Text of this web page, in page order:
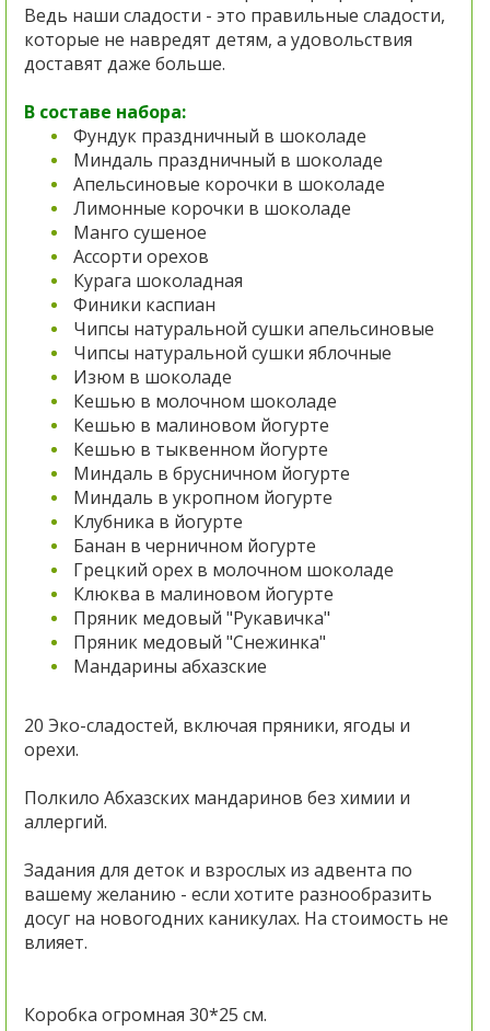
Ведь наши сладости - это правильные сладости,
которые не навредят детям, а удовольствия
доставят даже больше.
В составе набора:
Фундук праздничный в шоколаде
Миндаль праздничный в шоколаде
Апельсиновые корочки в шоколаде
Лимонные корочки в шоколаде
Манго сушеное
Ассорти орехов
Курага шоколадная
Финики каспиан
Чипсы натуральной сушки апельсиновые
Чипсы натуральной сушки яблочные
Изюм в шоколаде
Кешью в молочном шоколаде
Кешью в малиновом йогурте
Кешью в тыквенном йогурте
Миндаль в брусничном йогурте
Миндаль в укропном йогурте
Клубника в йогурте
Банан в черничном йогурте
Грецкий орех в молочном шоколаде
Клюква в малиновом йогурте
Пряник медовый "Рукавичка"
Пряник медовый "Снежинка"
Мандарины абхазские
20 Эко-сладостей, включая пряники, ягоды и
орехи.
Полкило Абхазских мандаринов без химии и
аллергий.
Задания для деток и взрослых из адвента по
вашему желанию - если хотите разнообразить
досуг на новогодних каникулах. На стоимость не
влияет.
Коробка огромная 30*25 см.